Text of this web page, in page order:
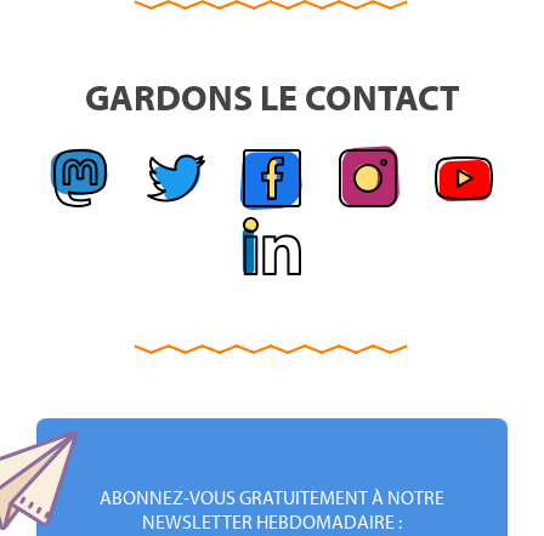
GARDONS LE CONTACT
ABONNEZ-VOUS GRATUITEMENT À NOTRE
NEWSLETTER HEBDOMADAIRE :